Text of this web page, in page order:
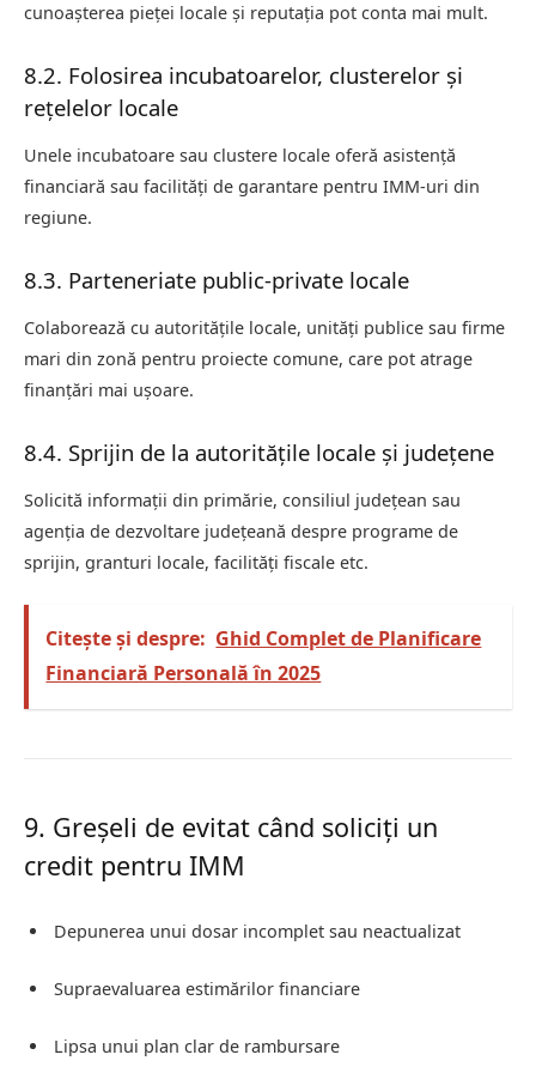
cunoașterea pieței locale și reputația pot conta mai mult.
8.2. Folosirea incubatoarelor, clusterelor și
rețelelor locale
Unele incubatoare sau clustere locale oferă asistență
financiară sau facilități de garantare pentru IMM-uri din
regiune.
8.3. Parteneriate public‑private locale
Colaborează cu autoritățile locale, unități publice sau firme
mari din zonă pentru proiecte comune, care pot atrage
finanțări mai ușoare.
8.4. Sprijin de la autoritățile locale și județene
Solicită informații din primărie, consiliul județean sau
agenția de dezvoltare județeană despre programe de
sprijin, granturi locale, facilități fiscale etc.
Citește și despre: Ghid Complet de Planificare
Financiară Personală în 2025
9. Greșeli de evitat când soliciți un
credit pentru IMM
Depunerea unui dosar incomplet sau neactualizat
Supraevaluarea estimărilor financiare
Lipsa unui plan clar de rambursare